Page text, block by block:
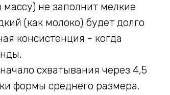
не заполнит мелкие
(как молоко) будет долго
консистенция - когда
схватывания через 4,5
формы среднего размера.